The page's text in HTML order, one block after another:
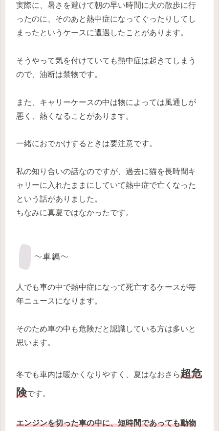
実際に、暑さを避けて朝の早い時間に犬の散歩に行
ったのに、そのあと熱中症になってぐったりしてし
まったというケースに遭遇したことがあります。
そうやって気を付けていても熱中症は起きてしまう
ので、油断は禁物です。
また、キャリーケースの中は物によっては風通しが
悪く、熱くなることがあります。
一緒におでかけするときは要注意です。
私の知り合いの話なのですが、過去に猫を長時間キ
ャリーに入れたままにしていて熱中症で亡くなった
という話がありました。
ちなみに真夏ではなかったです。
～車編～
人でも車の中で熱中症になって死亡するケースが毎
年ニュースになります。
そのため車の中も危険だと認識している方は多いと
思います。
冬でも車内は暖かくなりやすく、夏はなおさら超危
険です。
エンジンを切った車の中に、短時間であっても動物